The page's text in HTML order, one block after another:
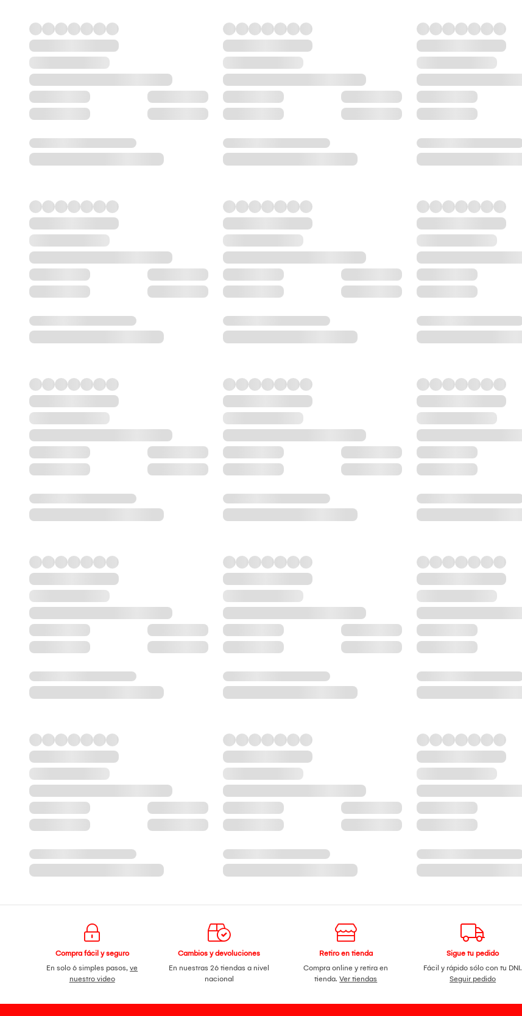
Compra fácil y seguro
En solo 6 simples pasos,ve
nuestro video
Cambios y devoluciones
En nuestras 26 tiendas a nivel
nacional
Retiro en tienda
Compra online y retira en
tienda.Ver tiendas
Sigue tu pedido
Fácil y rápido sólo con tu DNI.
Seguir pedido